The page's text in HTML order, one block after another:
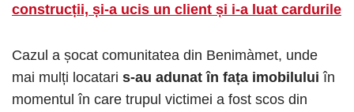
construcții, și-a ucis un client și i-a luat cardurile
Cazul a șocat comunitatea din Benimàmet, unde
mai mulți locatari s-au adunat în fața imobilului în
momentul în care trupul victimei a fost scos din